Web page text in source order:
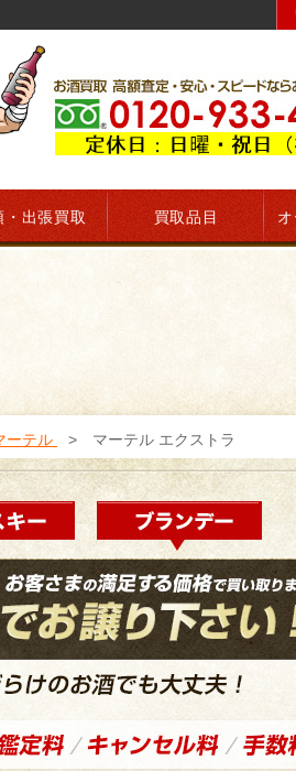
・出張買取 買取品目
ーテル マーテル エクストラ